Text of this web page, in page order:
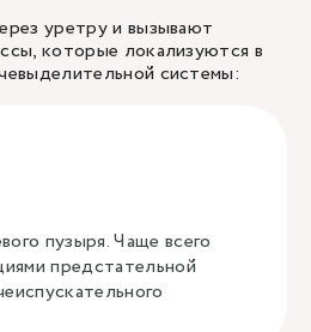
уретру и вызывают
которые локализуются в
системы:
пузыря. Чаще всего
предстательной